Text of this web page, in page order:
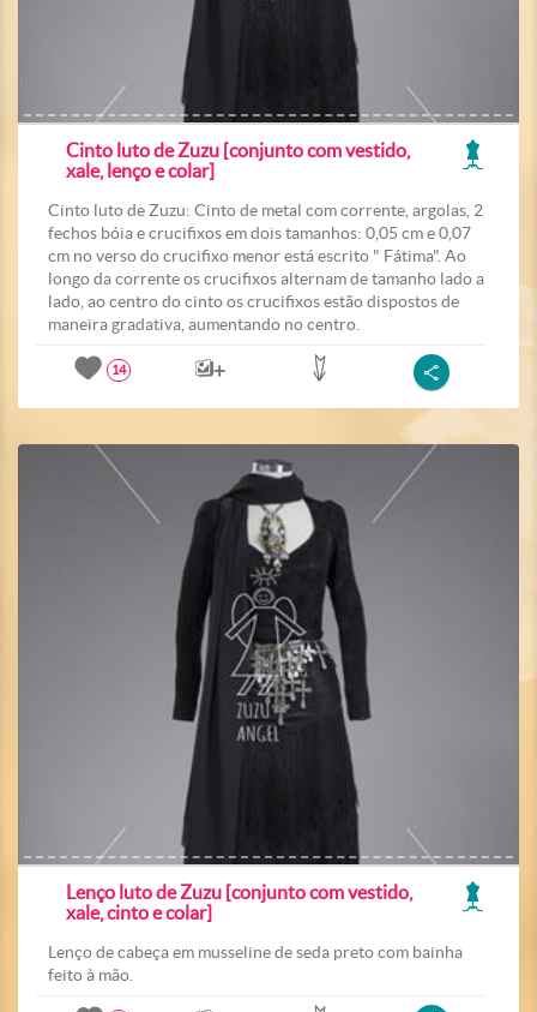
Cinto luto de Zuzu [conjunto com vestido,
xale, lenço e colar]
Cinto luto de Zuzu: Cinto de metal com corrente, argolas, 2
fechos bóia e crucifixos em dois tamanhos: 0,05 cm e 0,07
cm no verso do crucifixo menor está escrito " Fátima". Ao
longo da corrente os crucifixos alternam de tamanho lado a
lado, ao centro do cinto os crucifixos estão dispostos de
maneira gradativa, aumentando no centro.
14
Lenço luto de Zuzu [conjunto com vestido,
xale, cinto e colar]
Lenço de cabeça em musseline de seda preto com bainha
feito à mão.